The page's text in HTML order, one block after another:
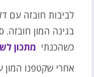
לביבות חובזה עם
בגינה המון חובזה.
כשהכנתי מתכון
אחרי שקטפנו המון